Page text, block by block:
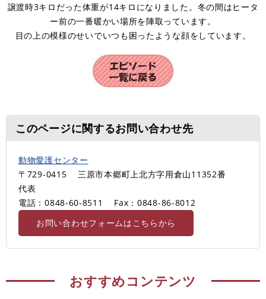
譲渡時3キロだった体重が14キロになりました。冬の間はヒータ
ー前の一番暖かい場所を陣取っています。
目の上の模様のせいでいつも困ったような顔をしています。
このページに関するお問い合わせ先
動物愛護センター
〒729-0415
三原市本郷町上北方字用倉山11352番
代表
電話：0848-60-8511
Fax：0848-86-8012
お問い合わせフォームはこちらから
おすすめコンテンツ